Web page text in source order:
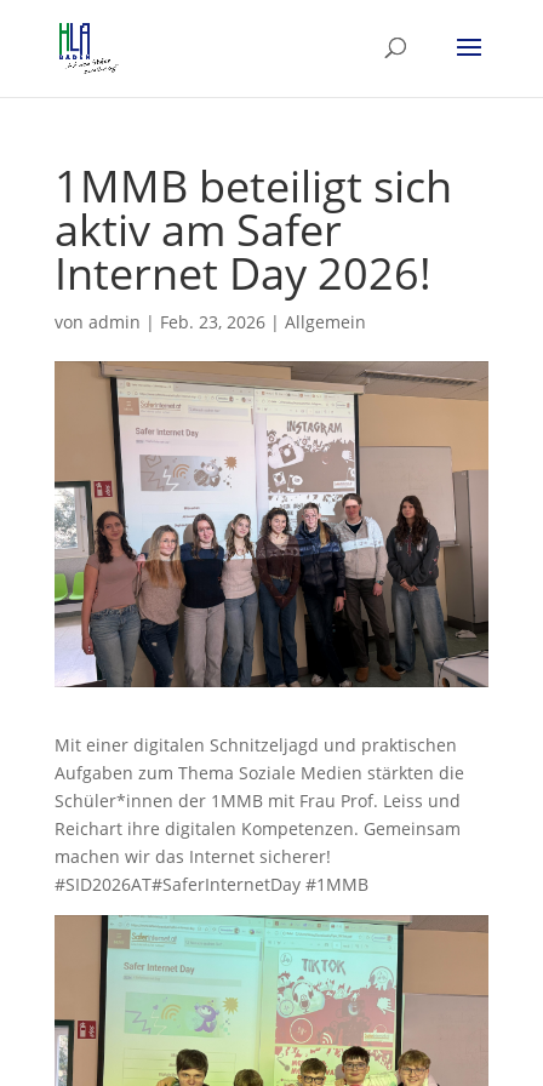
1MMB beteiligt sich
aktiv am Safer
Internet Day 2026!
von admin | Feb. 23, 2026| Allgemein
Mit einer digitalen Schnitzeljagd und praktischen
Aufgaben zum Thema Soziale Medien stärkten die
Schüler*innen der 1MMB mit Frau Prof. Leiss und
Reichart ihre digitalen Kompetenzen. Gemeinsam
machen wir das Internet sicherer!
#SID2026AT#SaferInternetDay #1MMB